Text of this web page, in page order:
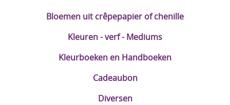
Bloemen uit crêpepapier of chenille
Kleuren - verf - Mediums
Kleurboeken en Handboeken
Cadeaubon
Diversen